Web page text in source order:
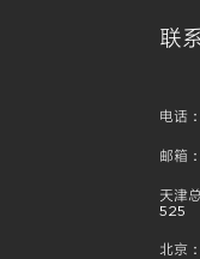
联
电话：
邮箱：
天津
525
北京：